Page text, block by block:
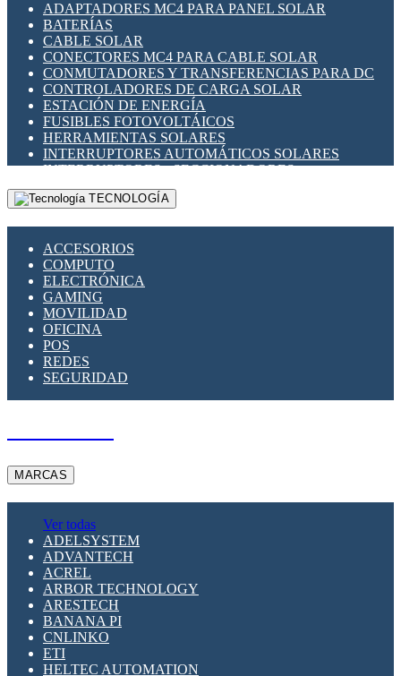
ADAPTADORES MC4 PARA PANEL SOLAR
BATERÍAS
CABLE SOLAR
CONECTORES MC4 PARA CABLE SOLAR
CONMUTADORES Y TRANSFERENCIAS PARA DC
CONTROLADORES DE CARGA SOLAR
ESTACIÓN DE ENERGÍA
FUSIBLES FOTOVOLTÁICOS
HERRAMIENTAS SOLARES
INTERRUPTORES AUTOMÁTICOS SOLARES
INTERRUPTORES - SECCIONADORES
FOTOVOLTÁICOS
MONTAJE PANEL SOLAR
SUPRESOR DE TRANSIENTES SPDS PARA
APLICACIONES FOTOVOLTAICAS
TECNOLOGÍA
ACCESORIOS
COMPUTO
ELECTRÓNICA
GAMING
MOVILIDAD
OFICINA
POS
REDES
SEGURIDAD
MARCAS
Ver todas
ADELSYSTEM
ADVANTECH
ACREL
ARBOR TECHNOLOGY
ARESTECH
BANANA PI
CNLINKO
ETI
HELTEC AUTOMATION